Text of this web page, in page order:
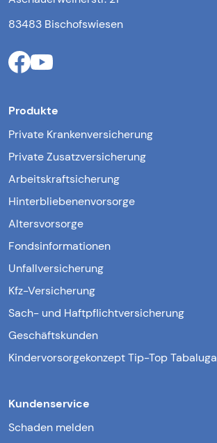
83483 Bischofswiesen
Produkte
Private Krankenversicherung
Private Zusatzversicherung
Arbeitskraftsicherung
Hinterbliebenenvorsorge
Altersvorsorge
Fondsinformationen
Unfallversicherung
Kfz-Versicherung
Sach- und Haftpflichtversicherung
Geschäftskunden
Kindervorsorgekonzept Tip-Top Tabaluga
Kundenservice
Schaden melden